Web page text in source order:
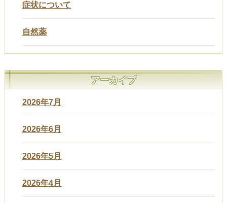
症状について
自然薬
アーカイブ
2026年7月
2026年6月
2026年5月
2026年4月